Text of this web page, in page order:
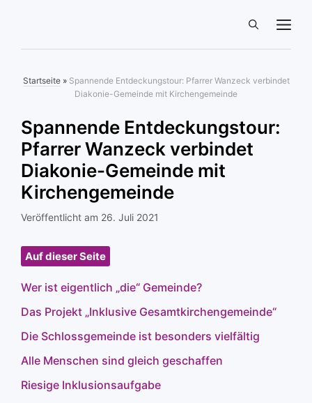
Startseite» Spannende Entdeckungstour: Pfarrer Wanzeck verbindet
Diakonie-Gemeinde mit Kirchengemeinde
Spannende Entdeckungstour:
Pfarrer Wanzeck verbindet
Diakonie-Gemeinde mit
Kirchengemeinde
26. Juli 2021
Auf dieser Seite
Wer ist eigentlich „die“ Gemeinde?
Das Projekt „Inklusive Gesamtkirchengemeinde“
Die Schlossgemeinde ist besonders vielfältig
Alle Menschen sind gleich geschaffen
Riesige Inklusionsaufgabe